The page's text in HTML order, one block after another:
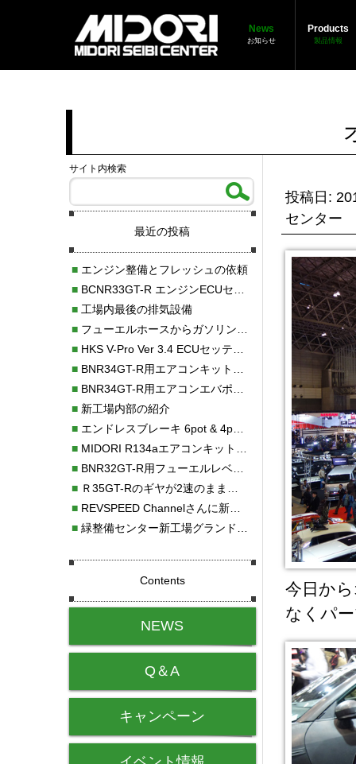
News
お知らせ
Products
製品情報
投稿日:
センター
今日か
なくパ
サイト内検索
最近の投稿
■エンジン整備とフレッシュの依頼
■BCNR33GT-R エンジンECUセッティング調整
■工場内最後の排気設備
■フューエルホースからガソリン漏れ
■HKS V-Pro Ver 3.4 ECUセッティング
■BNR34GT-R用エアコンキット新発売！！
■BNR34GT-R用エアコンエバポレーターを新発売！！
■新工場内部の紹介
■エンドレスブレーキ 6pot & 4potオーバーホール
■MIDORI R134aエアコンキットタイプⅡ取り付け
■BNR32GT-R用フューエルレベルセンサー新発売！！
■Ｒ35GT-Rのギヤが2速のまま変速しない！！
■REVSPEED Channelさんに新社屋を紹介していただきました!!
■緑整備センター新工場グランドオープン・続報
Contents
NEWS
Q＆A
キャンペーン